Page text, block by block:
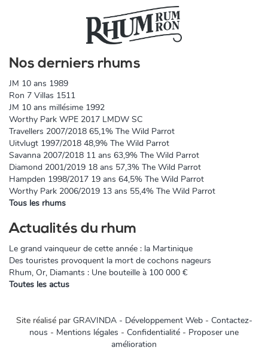
Nos derniers rhums
JM 10 ans 1989
Ron 7 Villas 1511
JM 10 ans millésime 1992
Worthy Park WPE 2017 LMDW SC
Travellers 2007/2018 65,1% The Wild Parrot
Uitvlugt 1997/2018 48,9% The Wild Parrot
Savanna 2007/2018 11 ans 63,9% The Wild Parrot
Diamond 2001/2019 18 ans 57,3% The Wild Parrot
Hampden 1998/2017 19 ans 64,5% The Wild Parrot
Worthy Park 2006/2019 13 ans 55,4% The Wild Parrot
Tous les rhums
Actualités du rhum
Le grand vainqueur de cette année : la Martinique
Des touristes provoquent la mort de cochons nageurs
Rhum, Or, Diamants : Une bouteille à 100 000 €
Toutes les actus
Site réalisé par GRAVINDA - Développement Web- Contactez-
nous - Mentions légales - Confidentialité - Proposer une
amélioration